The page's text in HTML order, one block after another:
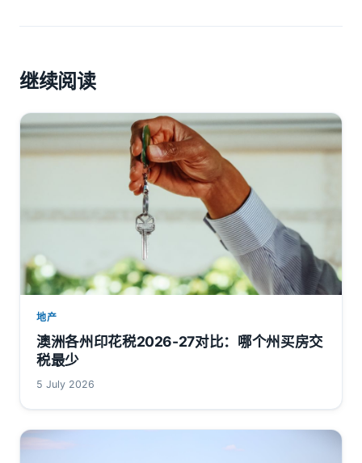
继续阅读
地产
澳洲各州印花税2026-27对比：哪个州买房交
税最少
5 July 2026